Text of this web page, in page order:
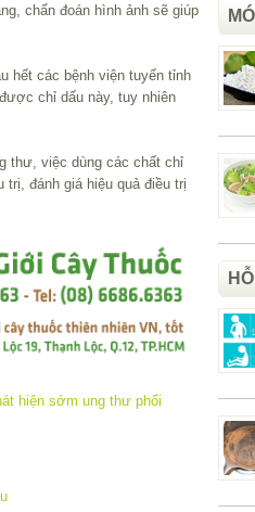
chẩn đoán hình ảnh sẽ giúp
hết các bệnh viện tuyến tỉnh
chỉ dấu này, tuy nhiên
thư, việc dùng các chất chỉ
đánh giá hiệu quả điều trị